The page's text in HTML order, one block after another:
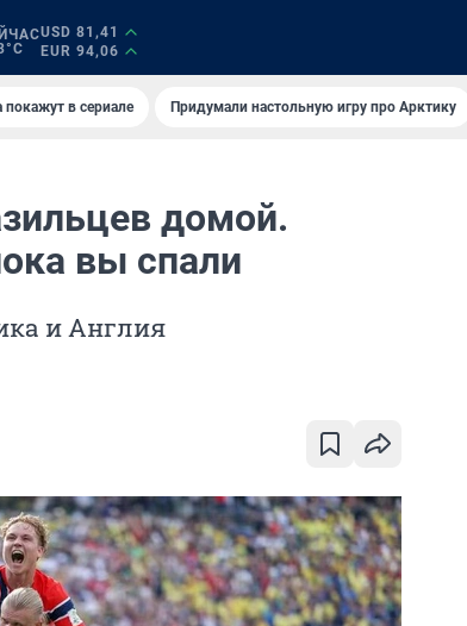
USD 81,41
EUR 94,06
в сериале Придумали настольную игру про Арктику
домой.
вы спали
и Англия